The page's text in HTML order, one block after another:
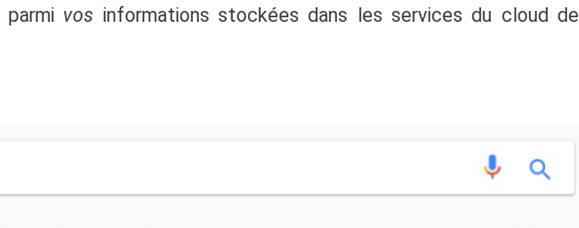
parmi vos informations stockées dans les services du cloud de